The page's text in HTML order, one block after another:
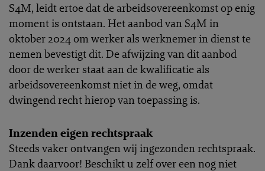
S4M, leidt ertoe dat de arbeidsovereenkomst op enig
moment is ontstaan. Het aanbod van S4M in
oktober 2024 om werker als werknemer in dienst te
nemen bevestigt dit. De afwijzing van dit aanbod
door de werker staat aan de kwalificatie als
arbeidsovereenkomst niet in de weg, omdat
dwingend recht hierop van toepassing is.
Inzenden eigen rechtspraak
Steeds vaker ontvangen wij ingezonden rechtspraak.
Dank daarvoor! Beschikt u zelf over een nog niet